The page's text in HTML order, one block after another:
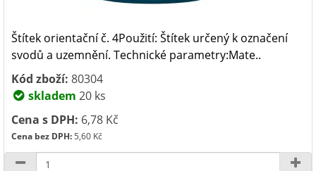
Štítek orientační č. 4Použití: Štítek určený k označení
svodů a uzemnění. Technické parametry:Mate..
Kód zboží: 80304
skladem 20 ks
Cena s DPH: 6,78 Kč
Cena bez DPH:5,60 Kč